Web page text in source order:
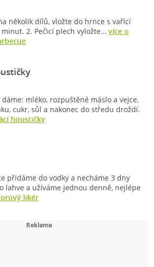
několik dílů, vložte do hrnce s vařící
2. Pečicí plech vyložte… více o
mléko, rozpuštěné máslo a vejce.
cukr, sůl a nakonec do středu droždí.
houstičky
přidáme do vodky a necháme 3 dny
lahve a užíváme jednou denně, nejlépe
likér